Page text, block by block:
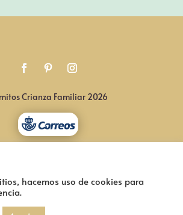
Crianza Familiar 2026
hacemos uso de cookies para